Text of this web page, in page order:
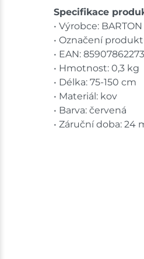
Specifikace
• Výrobce:
• Označení
• EAN:
• Hmotnost: 0,3 kg
• Délka: 75-150 cm
• Materiál: kov
• Barva: červená
• Záruční doba: 24